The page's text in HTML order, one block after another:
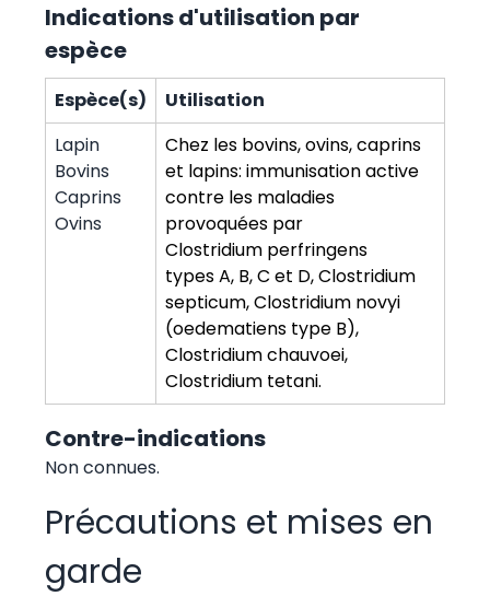
Indications d'utilisation par
espèce
Espèce(s)
Utilisation
Lapin
Bovins
Caprins
Ovins
Chez les bovins, ovins, caprins
et lapins: immunisation active
contre les maladies
provoquées par
Clostridium perfringens
types A, B, C et D, Clostridium
septicum, Clostridium novyi
(oedematiens type B),
Clostridium chauvoei,
Clostridium tetani.
Contre-indications
Non connues.
Précautions et mises en
garde